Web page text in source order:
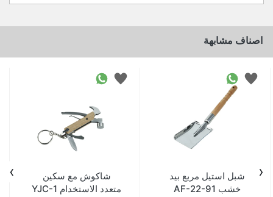
اصناف مشابهة
شبل استيل مربع بيد
خشب AF-22-91
شاكوش مع سكين
متعدد الاستخدام YJC-1
‹
›